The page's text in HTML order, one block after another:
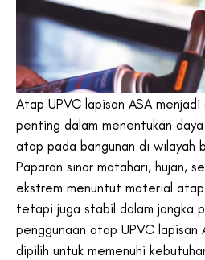
Atap UPVC lapisan ASA
penting dalam menentukan
atap pada bangunan di wilayah
Paparan sinar matahari, hujan,
ekstrem menuntut material
tetapi juga stabil dalam jangka
penggunaan atap UPVC lapisan
dipilih untuk memenuhi